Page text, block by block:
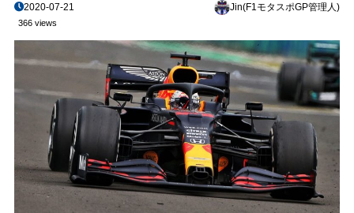
2020-07-21 Jin(F1モタスポGP管理人)
366 views